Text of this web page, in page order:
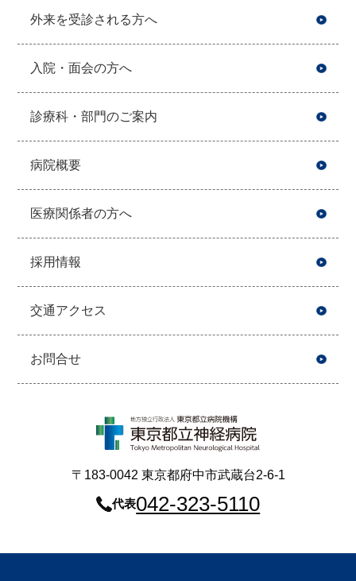
外来を受診される方へ
入院・面会の方へ
診療科・部門のご案内
病院概要
医療関係者の方へ
採用情報
交通アクセス
お問合せ
〒183-0042 東京都府中市武蔵台2-6-1
代表042-323-5110